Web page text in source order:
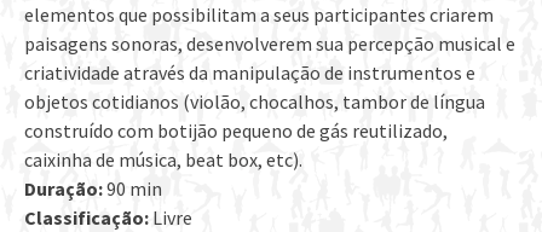
elementos que possibilitam a seus participantes criarem
paisagens sonoras, desenvolverem sua percepção musical e
criatividade através da manipulação de instrumentos e
objetos cotidianos (violão, chocalhos, tambor de língua
construído com botijão pequeno de gás reutilizado,
caixinha de música, beat box, etc).
Duração:90 min
Classificação: Livre